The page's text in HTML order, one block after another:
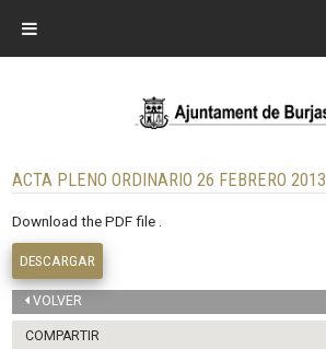
ACTA PLENO ORDINARIO 26 FEBRERO 2013
Download the PDF file .
DESCARGAR
VOLVER
COMPARTIR